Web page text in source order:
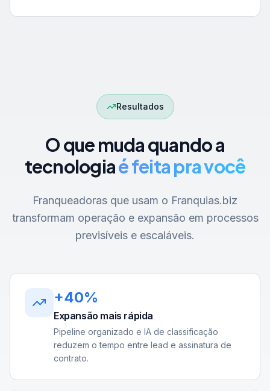
Resultados
O que muda quando a
tecnologiaé feita pra você
Franqueadoras que usam o Franquias.biz
transformam operação e expansão em processos
previsíveis e escaláveis.
+40%
Expansão mais rápida
Pipeline organizado e IA de classificação
reduzem o tempo entre lead e assinatura de
contrato.